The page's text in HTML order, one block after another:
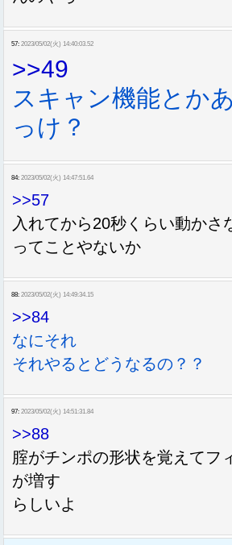
57: 2023/05/02(火) 14:40:03.52
>>49
スキャン機能とか
っけ？
84: 2023/05/02(火) 14:47:51.64
>>57
入れてから20秒くらい動かさ
ってことやないか
88: 2023/05/02(火) 14:49:34.15
>>84
なにそれ
それやるとどうなるの？？
97: 2023/05/02(火) 14:51:31.84
>>88
腟がチンポの形状を覚えてフ
が増す
らしいよ